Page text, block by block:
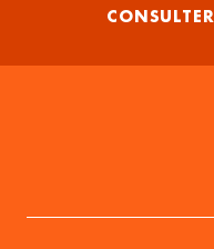
CONSULTER